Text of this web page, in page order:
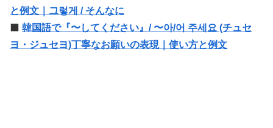
と例文｜그렇게 / そんなに
韓国語で『〜してください』/ 〜아/어 주세요 (チュセ
ヨ・ジュセヨ)丁寧なお願いの表現｜使い方と例文